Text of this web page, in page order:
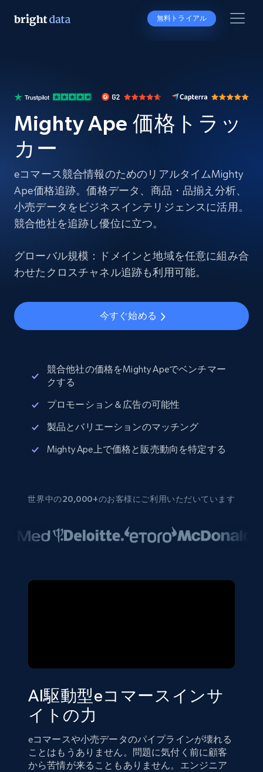
無料トライアル
Mighty Ape 価格トラッ
カー
eコマース競合情報のためのリアルタイムMighty
Ape価格追跡。価格データ、商品・品揃え分析、
小売データをビジネスインテリジェンスに活用。
競合他社を追跡し優位に立つ。
グローバル規模：ドメインと地域を任意に組み合
わせたクロスチャネル追跡も利用可能。
今すぐ始める
競合他社の価格をMighty Apeでベンチマー
クする
プロモーション＆広告の可能性
製品とバリエーションのマッチング
Mighty Ape上で価格と販売動向を特定する
世界中の20,000+のお客様にご利用いただいています
AI駆動型eコマースインサ
イトの力
eコマースや小売データのパイプラインが壊れる
ことはもうありません。問題に気付く前に顧客
から苦情が来ることもありません。エンジニア